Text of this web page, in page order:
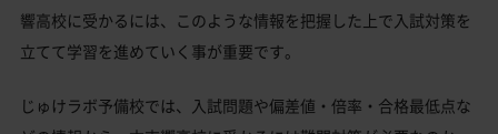
響高校に受かるには、このような情報を把握した上で入試対策を
立てて学習を進めていく事が重要です。
じゅけラボ予備校では、入試問題や偏差値・倍率・合格最低点な